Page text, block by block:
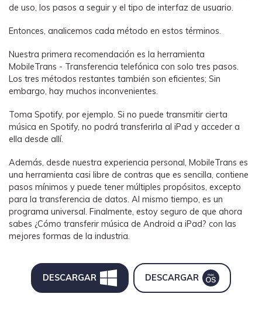
de uso, los pasos a seguir y el tipo de interfaz de usuario.
Entonces, analicemos cada método en estos términos.
Nuestra primera recomendación es la herramienta
MobileTrans - Transferencia telefónica con solo tres pasos.
Los tres métodos restantes también son eficientes; Sin
embargo, hay muchos inconvenientes.
Toma Spotify, por ejemplo. Si no puede transmitir cierta
música en Spotify, no podrá transferirla al iPad y acceder a
ella desde allí.
Además, desde nuestra experiencia personal, MobileTrans es
una herramienta casi libre de contras que es sencilla, contiene
pasos mínimos y puede tener múltiples propósitos, excepto
para la transferencia de datos. Al mismo tiempo, es un
programa universal. Finalmente, estoy seguro de que ahora
sabes ¿Cómo transferir música de Android a iPad? con las
mejores formas de la industria.
DESCARGAR DESCARGAR